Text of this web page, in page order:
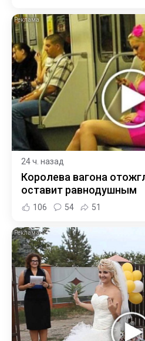
24 ч. назад
Королева вагона
оставит равнодушным
106 54 51